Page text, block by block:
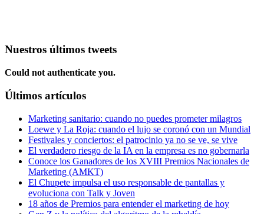
Nuestros últimos tweets
Could not authenticate you.
Últimos artículos
Marketing sanitario: cuando no puedes prometer milagros
Loewe y La Roja: cuando el lujo se coronó con un Mundial
Festivales y conciertos: el patrocinio ya no se ve, se vive
El verdadero riesgo de la IA en la empresa es no gobernarla
Conoce los Ganadores de los XVIII Premios Nacionales de
Marketing (AMKT)
El Chupete impulsa el uso responsable de pantallas y
evoluciona con Talk y Joven
18 años de Premios para entender el marketing de hoy